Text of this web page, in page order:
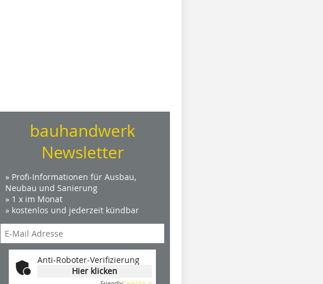
bauhandwerk
Newsletter
» Profi-Informationen für Ausbau,
Neubau und Sanierung
» 1 x im Monat
» kostenlos und jederzeit kündbar
Anti-Roboter-Verifizierung
Hier klicken